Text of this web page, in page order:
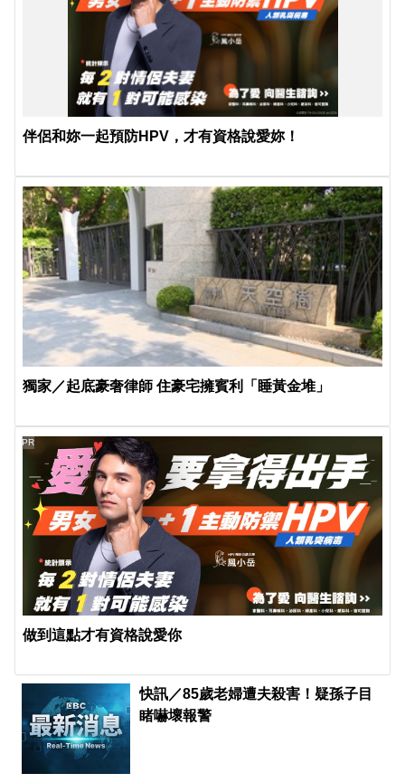
伴侶和妳一起預防HPV，才有資格說愛妳！
獨家／起底豪奢律師 住豪宅擁賓利「睡黃金堆」
做到這點才有資格說愛你
PR
快訊／85歲老婦遭夫殺害！疑孫子目
睹嚇壞報警